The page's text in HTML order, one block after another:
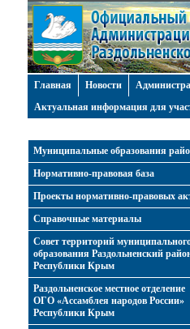
Главная Новости
Актуальная информация для
Муниципальные образования
Нормативно-правовая база
Проекты нормативно-правовых
Справочные материалы
Совет территорий
образования Раздольненский
Республики Крым
Раздольненское местное отделение
ОГО «Ассамблея народов России»
Республики Крым